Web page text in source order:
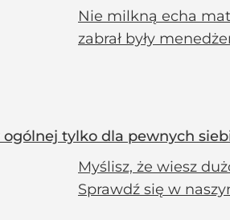
Nie milkną echa
zabrał były
ogólnej tylko dla pewnych
Myślisz, że wiesz
Sprawdź się w